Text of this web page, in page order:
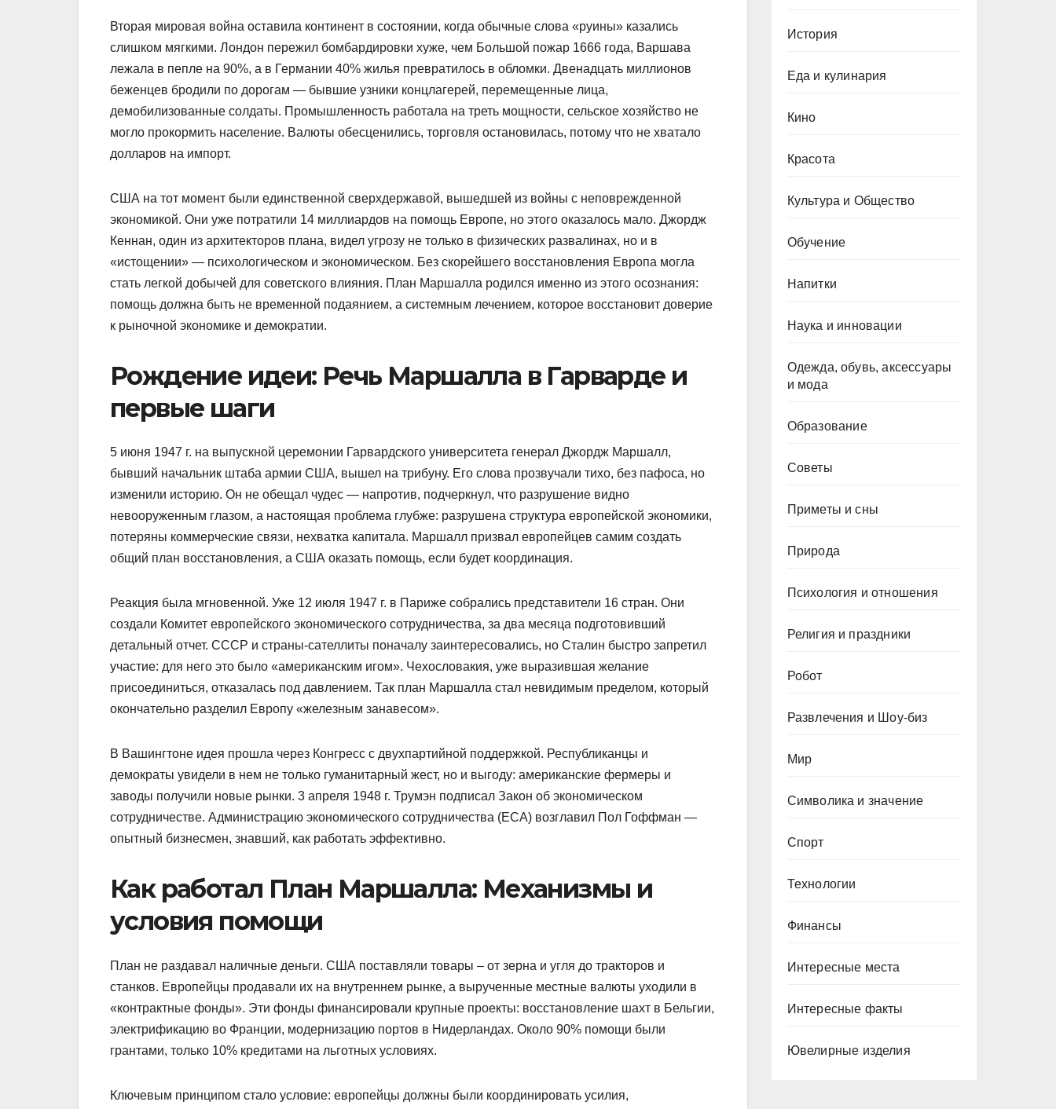
Вторая мировая война оставила континент в состоянии, когда обычные слова «руины» казались
слишком мягкими. Лондон пережил бомбардировки хуже, чем Большой пожар 1666 года, Варшава
лежала в пепле на 90%, а в Германии 40% жилья превратилось в обломки. Двенадцать миллионов
беженцев бродили по дорогам — бывшие узники концлагерей, перемещенные лица,
демобилизованные солдаты. Промышленность работала на треть мощности, сельское хозяйство не
могло прокормить население. Валюты обесценились, торговля остановилась, потому что не хватало
долларов на импорт.
США на тот момент были единственной сверхдержавой, вышедшей из войны с неповрежденной
экономикой. Они уже потратили 14 миллиардов на помощь Европе, но этого оказалось мало. Джордж
Кеннан, один из архитекторов плана, видел угрозу не только в физических развалинах, но и в
«истощении» — психологическом и экономическом. Без скорейшего восстановления Европа могла
стать легкой добычей для советского влияния. План Маршалла родился именно из этого осознания:
помощь должна быть не временной подаянием, а системным лечением, которое восстановит доверие
к рыночной экономике и демократии.
Рождение идеи: Речь Маршалла в Гарварде и
первые шаги
5 июня 1947 г. на выпускной церемонии Гарвардского университета генерал Джордж Маршалл,
бывший начальник штаба армии США, вышел на трибуну. Его слова прозвучали тихо, без пафоса, но
изменили историю. Он не обещал чудес — напротив, подчеркнул, что разрушение видно
невооруженным глазом, а настоящая проблема глубже: разрушена структура европейской экономики,
потеряны коммерческие связи, нехватка капитала. Маршалл призвал европейцев самим создать
общий план восстановления, а США оказать помощь, если будет координация.
Реакция была мгновенной. Уже 12 июля 1947 г. в Париже собрались представители 16 стран. Они
создали Комитет европейского экономического сотрудничества, за два месяца подготовивший
детальный отчет. СССР и страны-сателлиты поначалу заинтересовались, но Сталин быстро запретил
участие: для него это было «американским игом». Чехословакия, уже выразившая желание
присоединиться, отказалась под давлением. Так план Маршалла стал невидимым пределом, который
окончательно разделил Европу «железным занавесом».
В Вашингтоне идея прошла через Конгресс с двухпартийной поддержкой. Республиканцы и
демократы увидели в нем не только гуманитарный жест, но и выгоду: американские фермеры и
заводы получили новые рынки. 3 апреля 1948 г. Трумэн подписал Закон об экономическом
сотрудничестве. Администрацию экономического сотрудничества (ECA) возглавил Пол Гоффман —
опытный бизнесмен, знавший, как работать эффективно.
Как работал План Маршалла: Механизмы и
условия помощи
План не раздавал наличные деньги. США поставляли товары – от зерна и угля до тракторов и
станков. Европейцы продавали их на внутреннем рынке, а вырученные местные валюты уходили в
«контрактные фонды». Эти фонды финансировали крупные проекты: восстановление шахт в Бельгии,
электрификацию во Франции, модернизацию портов в Нидерландах. Около 90% помощи были
грантами, только 10% кредитами на льготных условиях.
Ключевым принципом стало условие: европейцы должны были координировать усилия,
История
Еда и кулинария
Кино
Красота
Культура и Общество
Обучение
Напитки
Наука и инновации
Одежда, обувь, аксессуары
и мода
Образование
Советы
Приметы и сны
Природа
Психология и отношения
Религия и праздники
Робот
Развлечения и Шоу-биз
Мир
Символика и значение
Спорт
Технологии
Финансы
Интересные места
Интересные факты
Ювелирные изделия